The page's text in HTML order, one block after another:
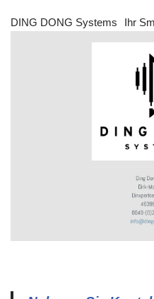
DING DONG Systems Ihr